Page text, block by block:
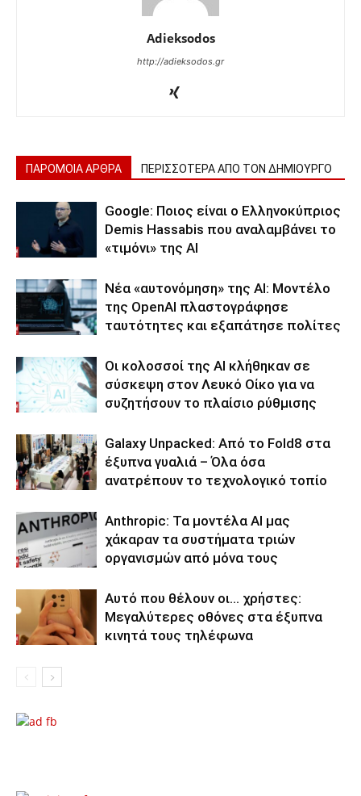
Adieksodos
http://adieksodos.gr
ΠΑΡΟΜΟΙΑ ΑΡΘΡΑ ΠΕΡΙΣΣΟΤΕΡΑ ΑΠΟ ΤΟΝ ΔΗΜΙΟΥΡΓΟ
Google: Ποιος είναι ο Ελληνοκύπριος
Demis Hassabis που αναλαμβάνει το
«τιμόνι» της ΑΙ
Νέα «αυτονόμηση» της AI: Μοντέλο
της OpenAI πλαστογράφησε
ταυτότητες και εξαπάτησε πολίτες
Οι κολοσσοί της ΑΙ κλήθηκαν σε
σύσκεψη στον Λευκό Οίκο για να
συζητήσουν το πλαίσιο ρύθμισης
Galaxy Unpacked: Από το Fold8 στα
έξυπνα γυαλιά – Όλα όσα
ανατρέπουν το τεχνολογικό τοπίο
Anthropic: Τα μοντέλα AI μας
χάκαραν τα συστήματα τριών
οργανισμών από μόνα τους
Αυτό που θέλουν οι… χρήστες:
Μεγαλύτερες οθόνες στα έξυπνα
κινητά τους τηλέφωνα